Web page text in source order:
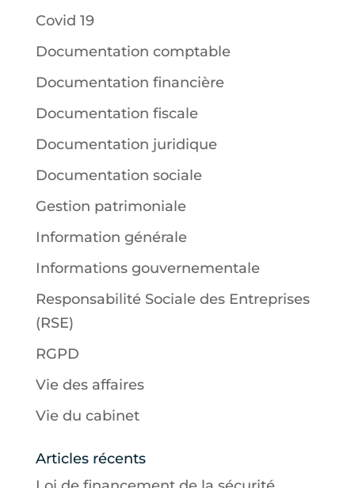
Covid 19
Documentation comptable
Documentation financière
Documentation fiscale
Documentation juridique
Documentation sociale
Gestion patrimoniale
Information générale
Informations gouvernementale
Responsabilité Sociale des Entreprises
(RSE)
RGPD
Vie des affaires
Vie du cabinet
Articles récents